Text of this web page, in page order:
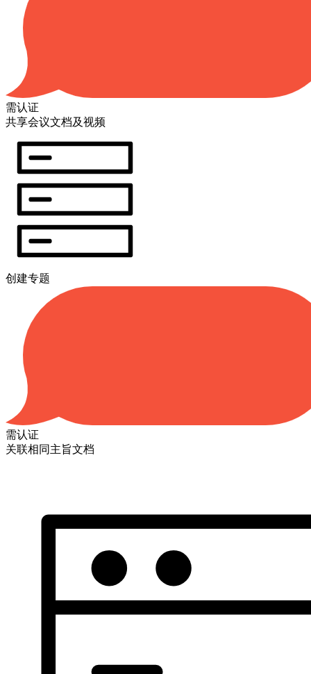
需认证
共享会议文档及视频
创建专题
需认证
关联相同主旨文档